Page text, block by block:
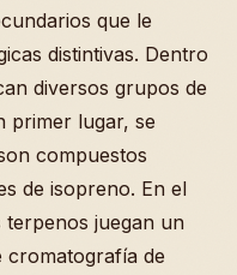
que le
distintivas. Dentro
diversos grupos de
primer lugar, se
compuestos
de isopreno. En el
terpenos juegan un
cromatografía de